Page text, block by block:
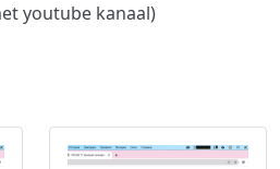
youtube kanaal)